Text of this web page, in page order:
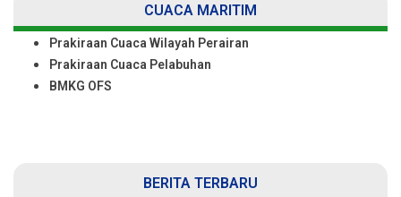
CUACA MARITIM
Prakiraan Cuaca Wilayah Perairan
Prakiraan Cuaca Pelabuhan
BMKG OFS
BERITA TERBARU